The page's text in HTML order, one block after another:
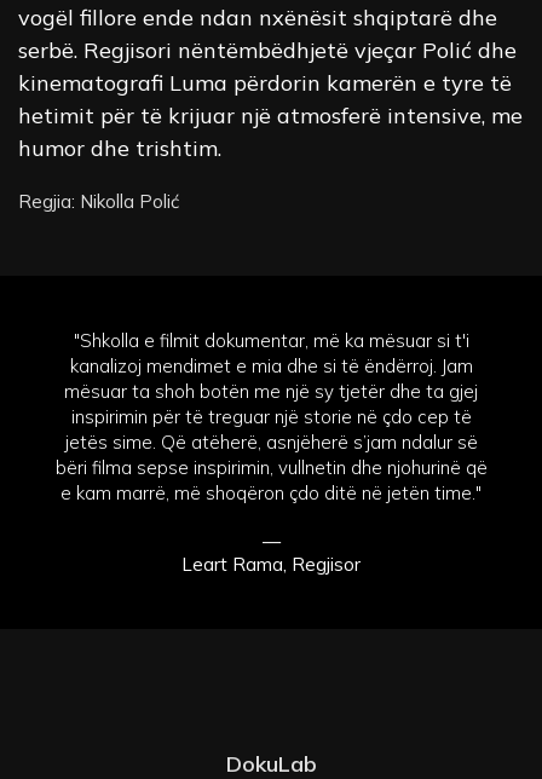
vogël fillore ende ndan nxënësit shqiptarë dhe
serbë. Regjisori nëntëmbëdhjetë vjeçar Polić dhe
kinematografi Luma përdorin kamerën e tyre të
hetimit për të krijuar një atmosferë intensive, me
humor dhe trishtim.
Regjia: Nikolla Polić
"Shkolla e filmit dokumentar, më ka mësuar si t'i
kanalizoj mendimet e mia dhe si të ëndërroj. Jam
mësuar ta shoh botën me një sy tjetër dhe ta gjej
inspirimin për të treguar një storie në çdo cep të
jetës sime. Që atëherë, asnjëherë s’jam ndalur së
bëri filma sepse inspirimin, vullnetin dhe njohurinë që
e kam marrë, më shoqëron çdo ditë në jetën time."
—
Leart Rama, Regjisor
DokuLab